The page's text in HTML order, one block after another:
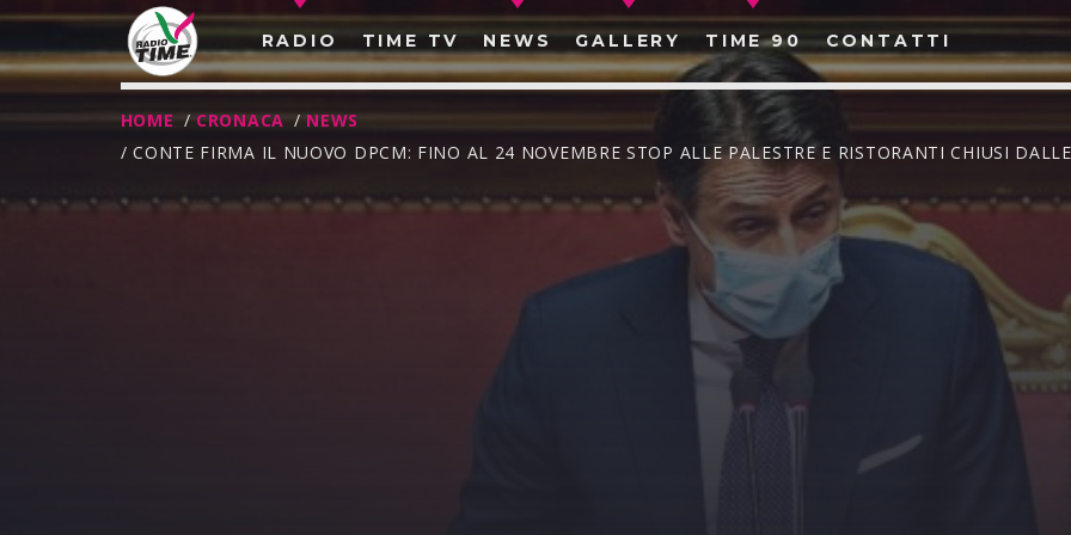
RADIO TIME TV NEWS GALLERY TIME 90 CONTATTI
CERCA NEL SITO WEB:
HOME / CRONACA / NEWS
/ CONTE FIRMA IL NUOVO DPCM: FINO AL 24 NOVEMBRE STOP ALLE PALESTRE E RISTORANTI CHIUSI